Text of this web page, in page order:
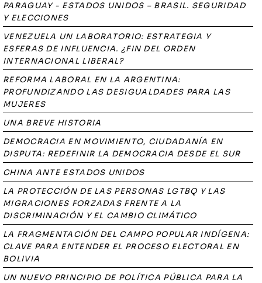
PARAGUAY - ESTADOS UNIDOS – BRASIL. SEGURIDAD
Y ELECCIONES
VENEZUELA UN LABORATORIO: ESTRATEGIA Y
ESFERAS DE INFLUENCIA. ¿FIN DEL ORDEN
INTERNACIONAL LIBERAL?
REFORMA LABORAL EN LA ARGENTINA:
PROFUNDIZANDO LAS DESIGUALDADES PARA LAS
MUJERES
UNA BREVE HISTORIA
DEMOCRACIA EN MOVIMIENTO, CIUDADANÍA EN
DISPUTA: REDEFINIR LA DEMOCRACIA DESDE EL SUR
CHINA ANTE ESTADOS UNIDOS
LA PROTECCIÓN DE LAS PERSONAS LGTBQ Y LAS
MIGRACIONES FORZADAS FRENTE A LA
DISCRIMINACIÓN Y EL CAMBIO CLIMÁTICO
LA FRAGMENTACIÓN DEL CAMPO POPULAR INDÍGENA:
CLAVE PARA ENTENDER EL PROCESO ELECTORAL EN
BOLIVIA
UN NUEVO PRINCIPIO DE POLÍTICA PÚBLICA PARA LA